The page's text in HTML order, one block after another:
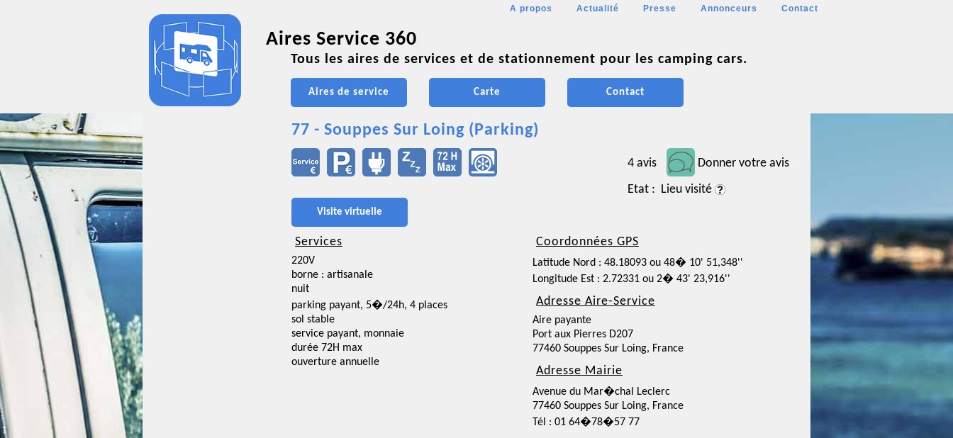
A propos Actualité Presse Annonceurs Contact
Aires Service 360
Tous les aires de services et de stationnement pour les camping cars.
Aires de service Carte Contact
77 - Souppes Sur Loing (Parking)
4 avis
Donner votre avis
Etat : Lieu visité
Visite virtuelle
Services
220V
borne : artisanale
nuit
parking payant, 5�/24h, 4 places
sol stable
service payant, monnaie
durée 72H max
ouverture annuelle
Coordonnées GPS
Latitude Nord : 48.18093 ou 48� 10' 51,348''
Longitude Est : 2.72331 ou 2� 43' 23,916''
Adresse Aire-Service
Aire payante
Port aux Pierres D207
77460 Souppes Sur Loing, France
Adresse Mairie
Avenue du Mar�chal Leclerc
77460 Souppes Sur Loing, France
Tél : 01 64�78�57 77